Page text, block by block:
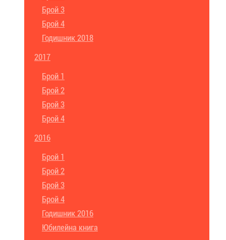
Брой 3
Брой 4
Годишник 2018
2017
Брой 1
Брой 2
Брой 3
Брой 4
2016
Брой 1
Брой 2
Брой 3
Брой 4
Годишник 2016
Юбилейна книга